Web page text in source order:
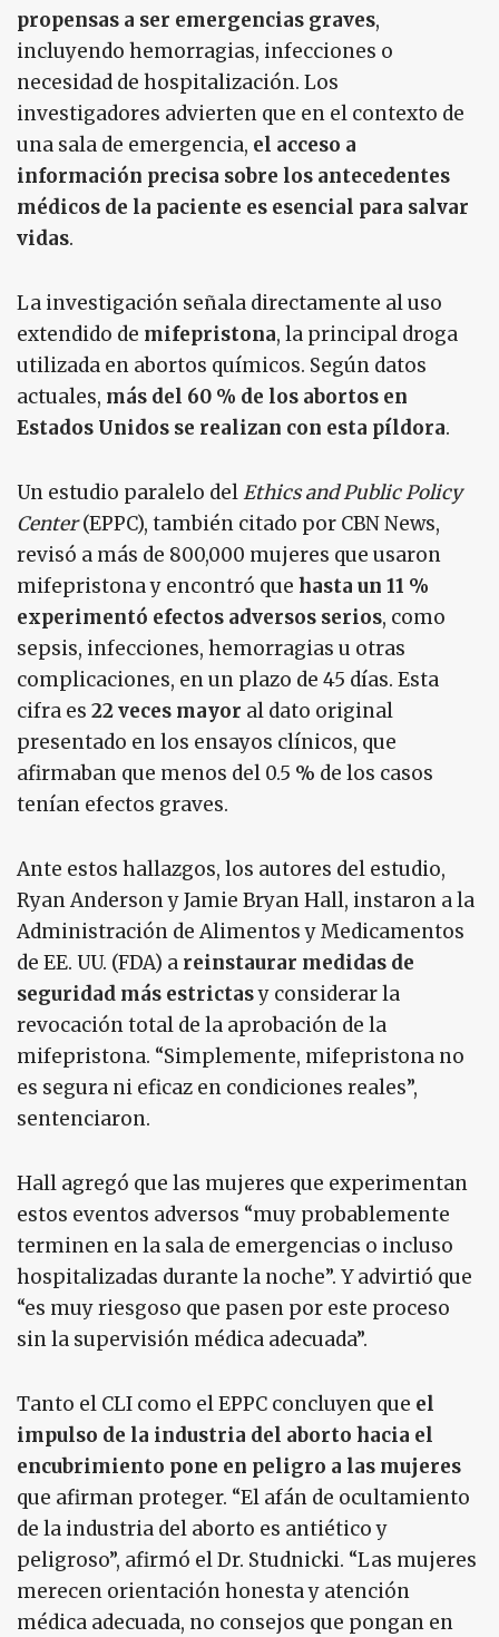
propensas a ser emergencias graves,
incluyendo hemorragias, infecciones o
necesidad de hospitalización. Los
investigadores advierten que en el contexto de
una sala de emergencia, el acceso a
información precisa sobre los antecedentes
médicos de la paciente es esencial para salvar
vidas.
La investigación señala directamente al uso
extendido de mifepristona, la principal droga
utilizada en abortos químicos. Según datos
actuales, más del 60 % de los abortos en
Estados Unidos se realizan con esta píldora.
Un estudio paralelo delEthics and Public Policy
Center(EPPC), también citado por CBN News,
revisó a más de 800,000 mujeres que usaron
mifepristona y encontró que hasta un 11 %
experimentó efectos adversos serios, como
sepsis, infecciones, hemorragias u otras
complicaciones, en un plazo de 45 días. Esta
cifra es 22 veces mayor al dato original
presentado en los ensayos clínicos, que
afirmaban que menos del 0.5 % de los casos
tenían efectos graves.
Ante estos hallazgos, los autores del estudio,
Ryan Anderson y Jamie Bryan Hall, instaron a la
Administración de Alimentos y Medicamentos
de EE. UU. (FDA) a reinstaurar medidas de
seguridad más estrictasy considerar la
revocación total de la aprobación de la
mifepristona. “Simplemente, mifepristona no
es segura ni eficaz en condiciones reales”,
sentenciaron.
Hall agregó que las mujeres que experimentan
estos eventos adversos “muy probablemente
terminen en la sala de emergencias o incluso
hospitalizadas durante la noche”. Y advirtió que
“es muy riesgoso que pasen por este proceso
sin la supervisión médica adecuada”.
Tanto el CLI como el EPPC concluyen que el
impulso de la industria del aborto hacia el
encubrimiento pone en peligro a las mujeres
que afirman proteger. “El afán de ocultamiento
de la industria del aborto es antiético y
peligroso”, afirmó el Dr. Studnicki. “Las mujeres
merecen orientación honesta y atención
médica adecuada, no consejos que pongan en